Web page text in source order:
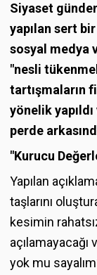
Siyaset
yapılan sert
sosyal medya
"nesli
tartışmaların
yönelik
perde
"Kurucu
Yapılan
taşlarını
kesimin
yok mu